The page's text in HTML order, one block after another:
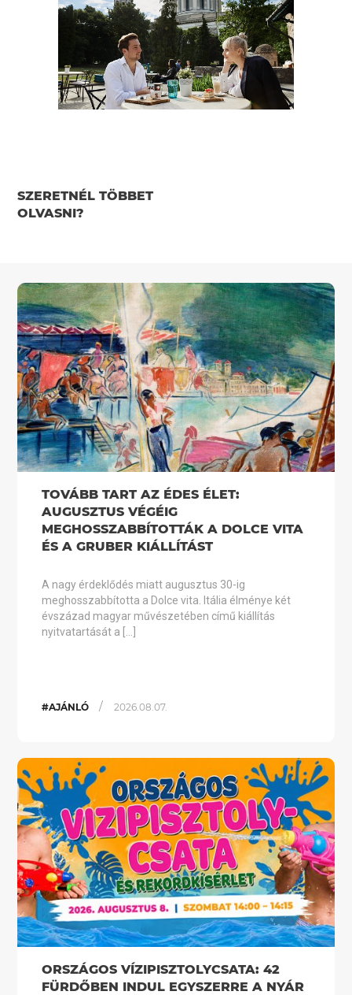
SZERETNÉL TÖBBET
OLVASNI?
TOVÁBB TART AZ ÉDES ÉLET:
AUGUSZTUS VÉGÉIG
MEGHOSSZABBÍTOTTÁK A DOLCE VITA
ÉS A GRUBER KIÁLLÍTÁST
A nagy érdeklődés miatt augusztus 30-ig
meghosszabbította a Dolce vita. Itália élménye két
évszázad magyar művészetében című kiállítás
nyitvatartását a […]
#AJÁNLÓ / 2026.08.07.
ORSZÁGOS VÍZIPISZTOLYCSATA: 42
FÜRDŐBEN INDUL EGYSZERRE A NYÁR